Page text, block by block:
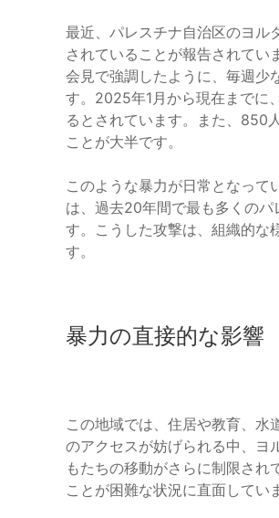
最近、パレスチナ自治区のヨル
されていることが報告されて
会見で強調したように、毎週少
す。2025年1月から現在までに
るとされています。また、850
ことが大半です。
このような暴力が日常となっ
は、過去20年間で最も多くの
す。こうした攻撃は、組織的な
す。
暴力の直接的な影響
この地域では、住居や教育、
のアクセスが妨げられる中、
もたちの移動がさらに制限さ
ことが困難な状況に直面してい